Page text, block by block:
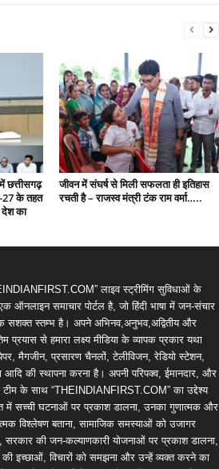
छत्तीसगढ़
27 के तहत
देश का
जीवन में संघर्ष से मिली सफलता ही इतिहास
रचती है – राजस्व मंत्री टंक राम वर्मा…..
लाइव स्ट्रीमिंग सुविधाओं के
ऑनलाइन समाचार पोर्टल है, जो हिंदी भाषा में जन-संचार
सशक्त स्तम्भ है। अपने अभिनव,अनुभव,अद्वितीय और
प्रयास से हमारा लक्ष्य मीडिया के व्यापक प्रकार यथा
मैगजीन, प्रसारण चैनलों, टेलीविजन, रेडियो स्टेशन,
आदि की स्थापना करना है। अपनी परिपक्व, ईमानदार, और
टीम के साथ “THEINDIANFIRST.COM” का उद्देश्य
में सच्ची घटनाओं पर प्रकाश डालना, उनका गुणात्मक और
विश्लेषण बताना, सामाजिक समस्याओं को उजागर
सरकार की जन-कल्याणकारी योजनाओं पर प्रकाश डालना,
इच्छाओं, विचारों को समझना और उन्हें व्यक्त करने का